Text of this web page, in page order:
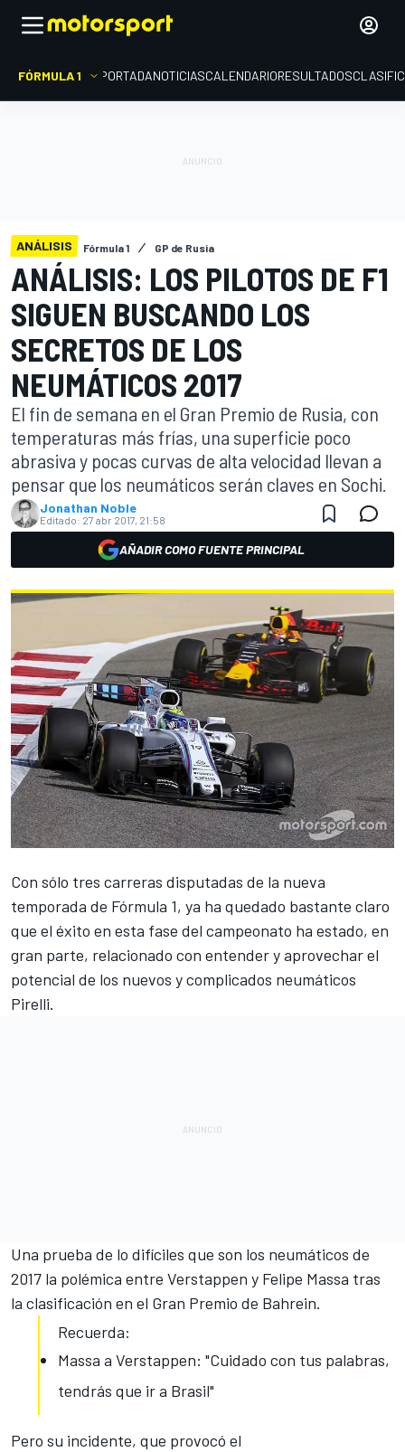
FÓRMULA 1 PORTADANOTICIASCALENDARIORESULTADOS
ANÁLISIS Fórmula 1 GP de Rusia
ANÁLISIS: LOS PILOTOS DE F1
SIGUEN BUSCANDO LOS
SECRETOS DE LOS
NEUMÁTICOS 2017
El fin de semana en el Gran Premio de Rusia, con
temperaturas más frías, una superficie poco
abrasiva y pocas curvas de alta velocidad llevan a
pensar que los neumáticos serán claves en Sochi.
Jonathan Noble
Editado: 27 abr 2017, 21:58
AÑADIR COMO FUENTE PRINCIPAL
Con sólo tres carreras disputadas de la nueva
temporada de Fórmula 1, ya ha quedado bastante claro
que el éxito en esta fase del campeonato ha estado, en
gran parte, relacionado con entender y aprovechar el
potencial de los nuevos y complicados neumáticos
Pirelli.
Una prueba de lo difíciles que son los neumáticos de
2017 la polémica entre Verstappen y Felipe Massa tras
la clasificación en el Gran Premio de Bahrein.
Recuerda:
Massa a Verstappen: "Cuidado con tus palabras,
tendrás que ir a Brasil"
Pero su incidente, que provocó el